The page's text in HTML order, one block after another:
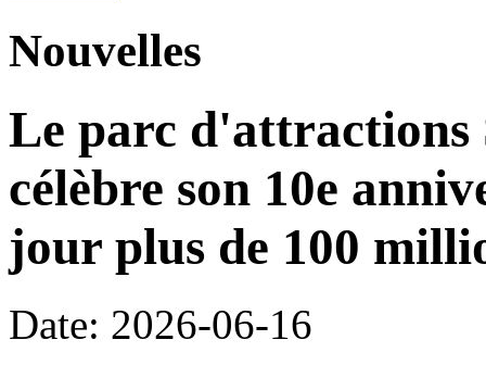
Nouvelles
Le parc d'attractions
célèbre son 10e
jour plus de 100
Date: 2026-06-16